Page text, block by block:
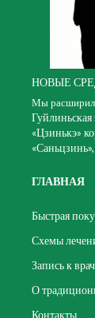
НОВЫЕ
Мы
«Цзинькэ»
ГЛАВНАЯ
Быстрая
Схемы
Запись к
О
Контакты